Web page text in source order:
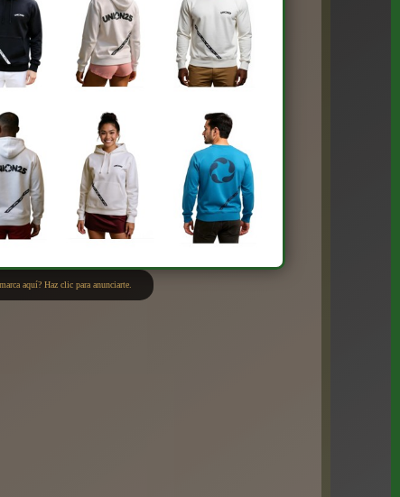
aquí? Haz clic para anunciarte.